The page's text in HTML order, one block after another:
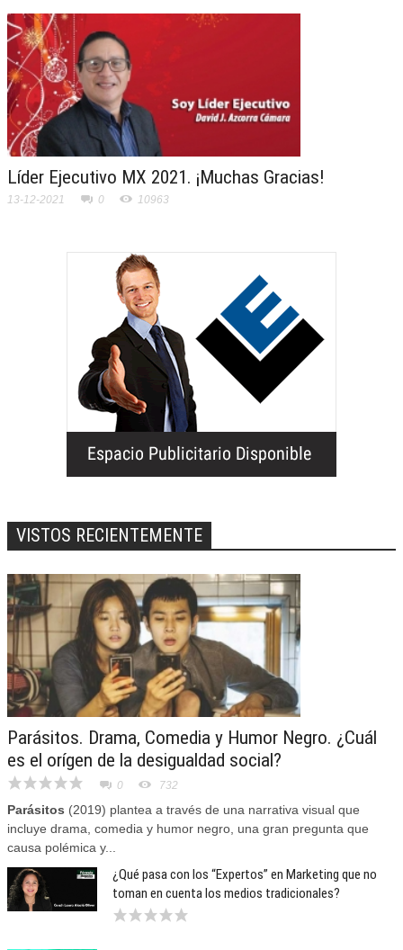
Líder Ejecutivo MX 2021. ¡Muchas Gracias!
13-12-2021 0 10963
VISTOS RECIENTEMENTE
Parásitos. Drama, Comedia y Humor Negro. ¿Cuál
es el orígen de la desigualdad social?
0 732
Parásitos (2019) plantea a través de una narrativa visual que
incluye drama, comedia y humor negro, una gran pregunta que
causa polémica y...
¿Qué pasa con los “Expertos” en Marketing que no
toman en cuenta los medios tradicionales?